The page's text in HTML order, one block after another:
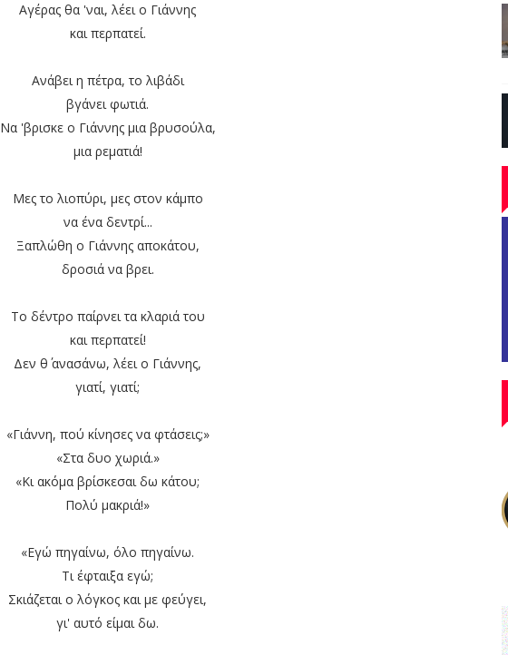
Αγέρας θα 'ναι, λέει ο Γιάννης
και περπατεί.
Ανάβει η πέτρα, το λιβάδι
βγάνει φωτιά.
Να 'βρισκε ο Γιάννης μια βρυσούλα,
μια ρεματιά!
Μες το λιοπύρι, μες στον κάμπο
να ένα δεντρί...
Ξαπλώθη ο Γιάννης αποκάτου,
δροσιά να βρει.
Το δέντρο παίρνει τα κλαριά του
και περπατεί!
Δεν θ΄ ανασάνω, λέει ο Γιάννης,
γιατί, γιατί;
«Γιάννη, πού κίνησες να φτάσεις;»
«Στα δυο χωριά.»
«Κι ακόμα βρίσκεσαι δω κάτου;
Πολύ μακριά!»
«Εγώ πηγαίνω, όλο πηγαίνω.
Τι έφταιξα εγώ;
Σκιάζεται ο λόγκος και με φεύγει,
γι' αυτό είμαι δω.